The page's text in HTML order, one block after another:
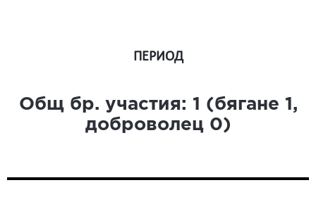
ПЕРИОД
Общ бр. участия: 1 (бягане 1 ,
доброволец 0)